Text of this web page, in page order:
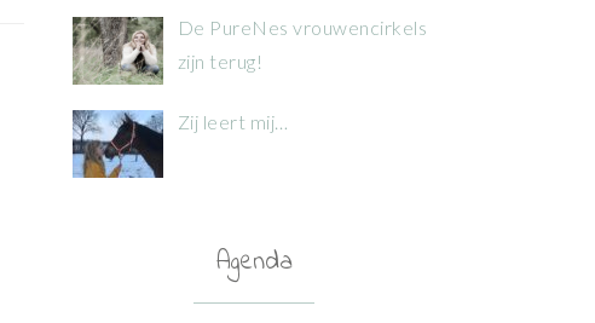
De PureNes vrouwencirkels
zijn terug!
Zij leert mij…
Agenda